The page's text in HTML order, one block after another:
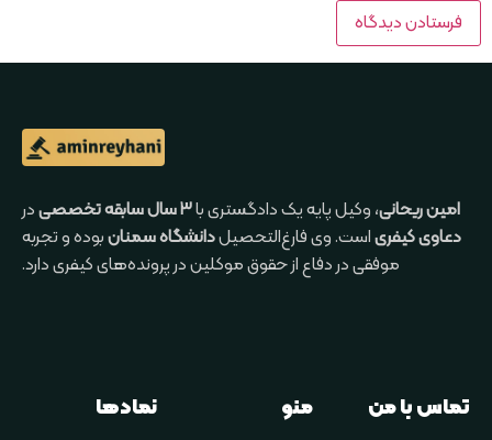
امین ریحانی، وکیل پایه یک دادگستری با۳ سال سابقه تخصصی
در
دعاوی کیفریاست. وی فارغ‌التحصیلدانشگاه سمنانبوده و تجربه
موفقی در دفاع از حقوق موکلین در پرونده‌های کیفری دارد.
تماس با من منو نمادها